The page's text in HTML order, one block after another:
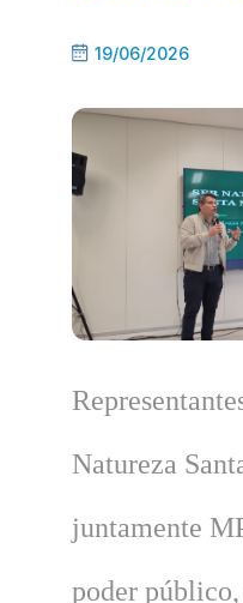
19/06/2026
Natureza
juntamente
poder público,